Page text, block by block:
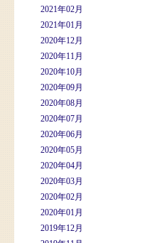
2021年02月
2021年01月
2020年12月
2020年11月
2020年10月
2020年09月
2020年08月
2020年07月
2020年06月
2020年05月
2020年04月
2020年03月
2020年02月
2020年01月
2019年12月